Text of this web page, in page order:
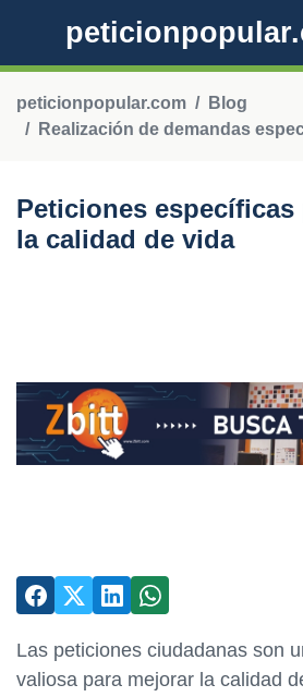
peticionpopular.com
Blog
Realización de demandas
Peticiones específicas
la calidad de vida
Las peticiones ciudadanas son
valiosa para mejorar la calidad